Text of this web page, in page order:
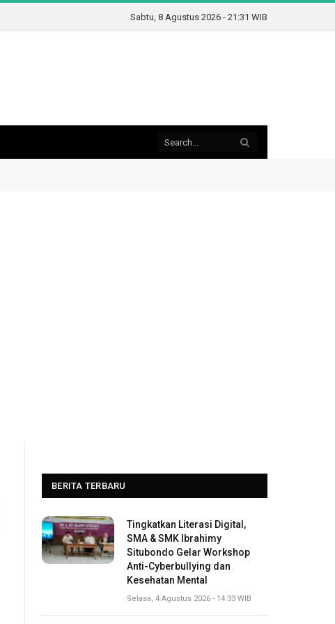
Sabtu, 8 Agustus 2026 - 21:31 WIB
BERITA TERBARU
Tingkatkan Literasi Digital,
SMA & SMK Ibrahimy
Situbondo Gelar Workshop
Anti-Cyberbullying dan
Kesehatan Mental
Selasa, 4 Agustus 2026 - 14:33 WIB